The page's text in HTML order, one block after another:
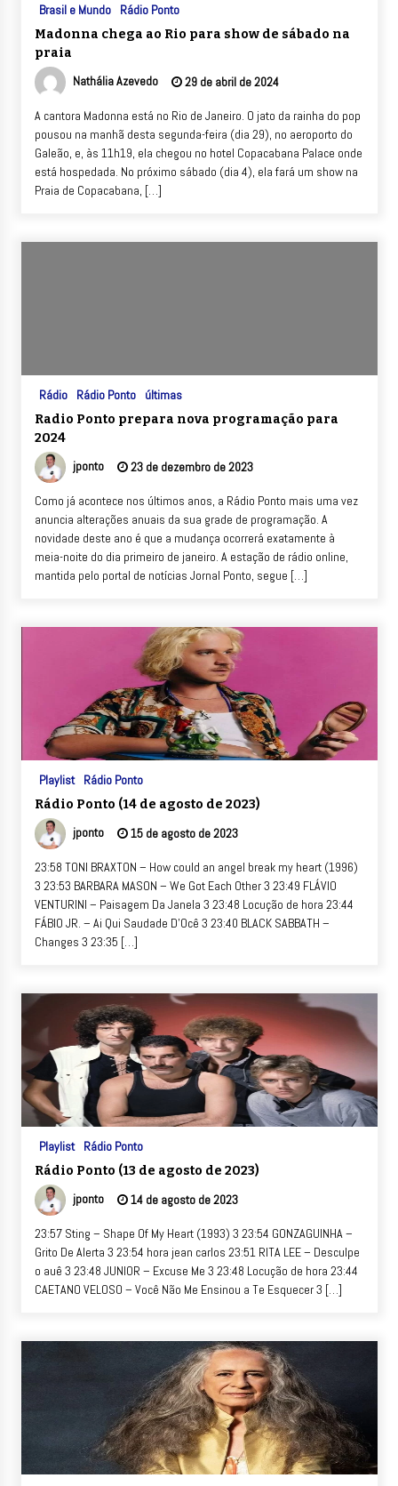
Brasil e Mundo Rádio Ponto
Madonna chega ao Rio para show de sábado na
praia
Nathália Azevedo 29 de abril de 2024
A cantora Madonna está no Rio de Janeiro. O jato da rainha do pop
pousou na manhã desta segunda-feira (dia 29), no aeroporto do
Galeão, e, às 11h19, ela chegou no hotel Copacabana Palace onde
está hospedada. No próximo sábado (dia 4), ela fará um show na
Praia de Copacabana, […]
Rádio Rádio Ponto últimas
Radio Ponto prepara nova programação para
2024
jponto 23 de dezembro de 2023
Como já acontece nos últimos anos, a Rádio Ponto mais uma vez
anuncia alterações anuais da sua grade de programação. A
novidade deste ano é que a mudança ocorrerá exatamente à
meia-noite do dia primeiro de janeiro. A estação de rádio online,
mantida pelo portal de notícias Jornal Ponto, segue […]
Playlist Rádio Ponto
Rádio Ponto (14 de agosto de 2023)
jponto 15 de agosto de 2023
23:58 TONI BRAXTON – How could an angel break my heart (1996)
3 23:53 BARBARA MASON – We Got Each Other 3 23:49 FLÁVIO
VENTURINI – Paisagem Da Janela 3 23:48 Locução de hora 23:44
FÁBIO JR. – Ai Qui Saudade D’Ocê 3 23:40 BLACK SABBATH –
Changes 3 23:35 […]
Playlist Rádio Ponto
Rádio Ponto (13 de agosto de 2023)
jponto 14 de agosto de 2023
23:57 Sting – Shape Of My Heart (1993) 3 23:54 GONZAGUINHA –
Grito De Alerta 3 23:54 hora jean carlos 23:51 RITA LEE – Desculpe
o auê 3 23:48 JUNIOR – Excuse Me 3 23:48 Locução de hora 23:44
CAETANO VELOSO – Você Não Me Ensinou a Te Esquecer 3 […]